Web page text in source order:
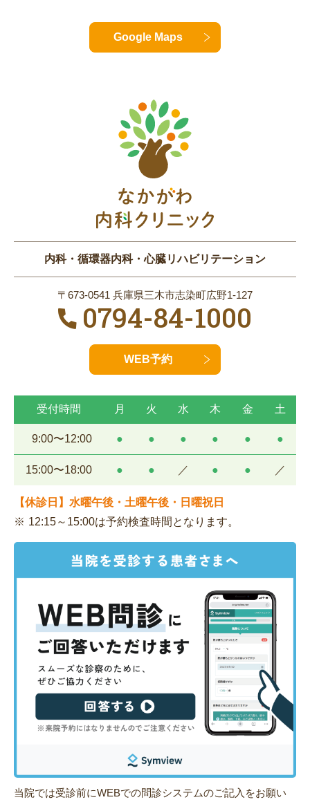
Google Maps
内科・循環器内科・心臓リハビリテーション
〒673-0541 兵庫県三木市志染町広野1-127
0794-84-1000
WEB予約
受付時間 月 火 水 木 金 土
9:00〜12:00 ● ● ● ● ● ●
15:00〜18:00 ● ● ／ ● ● ／
【休診日】水曜午後・土曜午後・日曜祝日
12:15～15:00は予約検査時間となります。
当院では受診前にWEBでの問診システムのご記入をお願い